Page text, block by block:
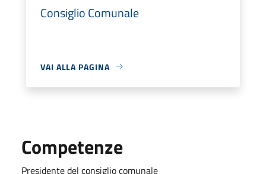
Consiglio Comunale
VAI ALLA PAGINA
Competenze
Presidente del consiglio comunale